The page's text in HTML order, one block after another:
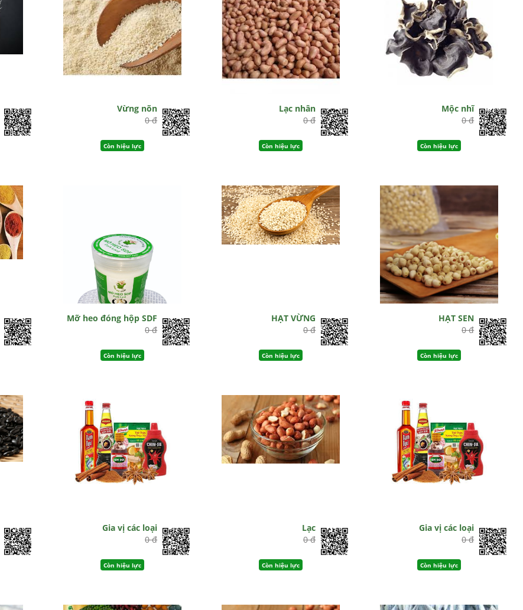
Vừng nõn
0 đ
Còn hiệu lực
Lạc nhân
0 đ
Còn hiệu lực
Mộc nhĩ
0 đ
Còn hiệu lực
Mỡ heo đóng hộp SDF
0 đ
Còn hiệu lực
HẠT VỪNG
0 đ
Còn hiệu lực
HẠT SEN
0 đ
Còn hiệu lực
Gia vị các loại
0 đ
Còn hiệu lực
Lạc
0 đ
Còn hiệu lực
Gia vị các loại
0 đ
Còn hiệu lực